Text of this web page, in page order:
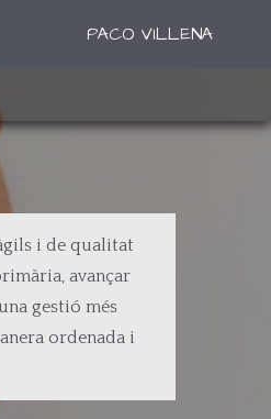
PACO VILLENA
i de qualitat
avançar
gestió més
ordenada i